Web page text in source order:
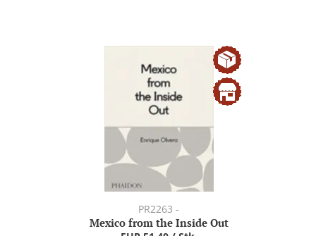
PR2263 -
Mexico from the Inside Out